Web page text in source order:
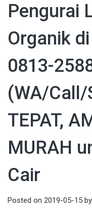
Pengurai
Organik
0813-
(WA/Call/
TEPAT,
MURAH
Cair
Posted on 2019-05-15 by